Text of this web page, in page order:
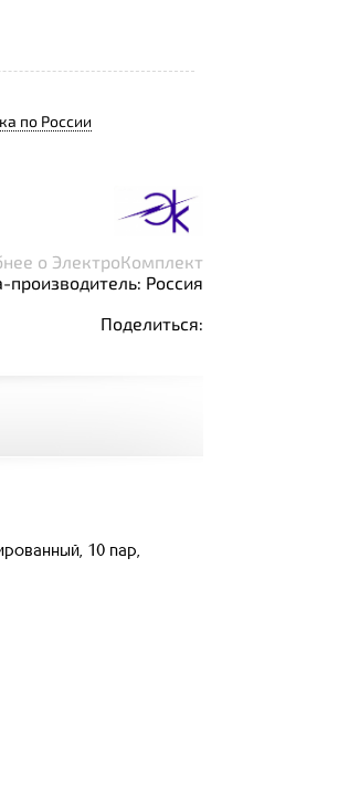
по России
о ЭлектроКомплект
производитель: Россия
Поделиться:
10 пар,